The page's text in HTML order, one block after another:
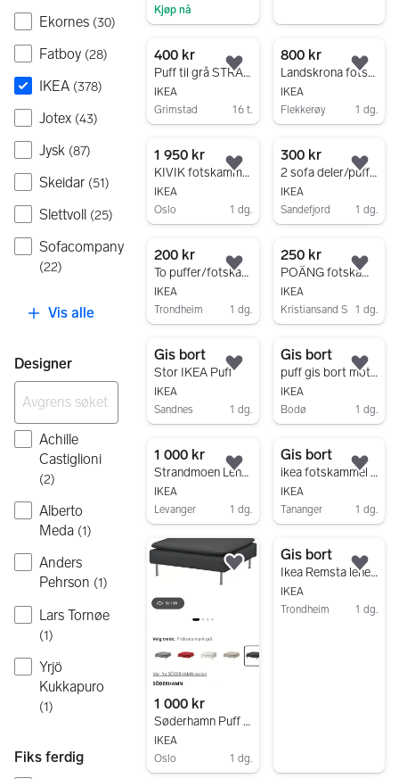
Ekornes (30)
Fatboy (28)
IKEA (378)
Jotex (43)
Jysk (87)
Skeidar (51)
Slettvoll (25)
Sofacompany
(22)
Vis alle
Designer
Achille
Castiglioni
(2)
Alberto
Meda (1)
Anders
Pehrson (1)
Lars Tornøe
(1)
Yrjö
Kukkapuro
(1)
Fiks ferdig
Kjøp nå
400 kr
Puff til grå STRANDMON lenestol
IKEA
Grimstad
16 t.
Legg til som favoritt.
800 kr
Landskrona fotskammel Fotskammel, Gunnared lys grønn / tre
IKEA
Flekkerøy
1 dg.
1 950 kr
KIVIK fotskammel m/oppbevaring
IKEA
Oslo
1 dg.
Legg til som favoritt.
300 kr
2 sofa deler/puffer selges
IKEA
Sandefjord
1 dg.
200 kr
To puffer/fotskammel fra IKEA
IKEA
Trondheim
1 dg.
Legg til som favoritt.
250 kr
POÄNG fotskammel fra Ikea
IKEA
Kristiansand S
1 dg.
Gis bort
Stor IKEA Puff
IKEA
Sandnes
1 dg.
Legg til som favoritt.
Gis bort
puff gis bort mot henting - reservert
IKEA
Bodø
1 dg.
1 000 kr
Strandmoen Lenestol med puff
IKEA
Levanger
1 dg.
Legg til som favoritt.
Gis bort
ikea fotskammel lappviken
IKEA
Tananger
1 dg.
1 000 kr
Søderhamn Puff Gul
IKEA
Oslo
1 dg.
Legg til som favoritt.
Gis bort
Ikea Remsta lenestol gis bort
IKEA
Trondheim
1 dg.